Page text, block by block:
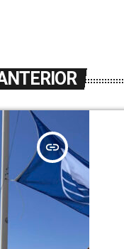
insert_link